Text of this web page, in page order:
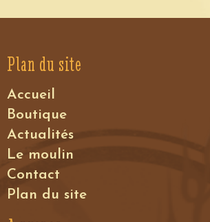
Plan du site
Accueil
Boutique
Actualités
Le moulin
Contact
Plan du site